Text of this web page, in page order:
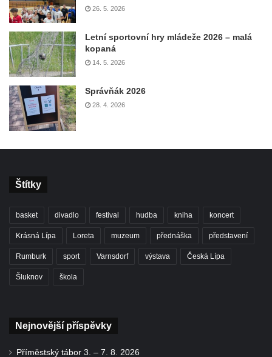
26. 5. 2026
Letní sportovní hry mládeže 2026 – malá
kopaná
14. 5. 2026
Správňák 2026
28. 4. 2026
Štítky
basket divadlo festival hudba kniha koncert
Krásná Lípa Loreta muzeum přednáška představení
Rumburk sport Varnsdorf výstava Česká Lípa
Šluknov škola
Nejnovější příspěvky
Příměstský tábor 3. – 7. 8. 2026